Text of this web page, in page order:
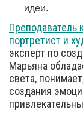
идеи.
Преподаватель
портретист и
эксперт по
Марьяна
света,
создания